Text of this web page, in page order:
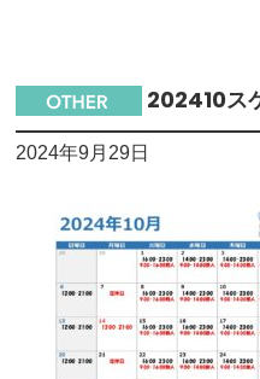
202410ス
2024年9月29日